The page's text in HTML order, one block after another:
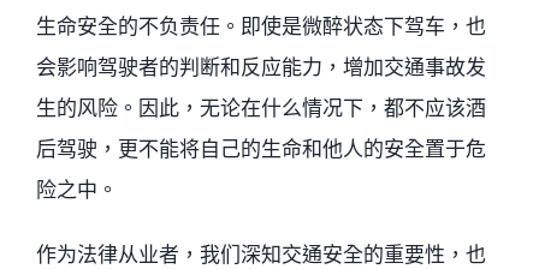
生命安全的不负责任。即使是微醉状态下驾车，也
会影响驾驶者的判断和反应能力，增加交通事故发
生的风险。因此，无论在什么情况下，都不应该酒
后驾驶，更不能将自己的生命和他人的安全置于危
险之中。
作为法律从业者，我们深知交通安全的重要性，也